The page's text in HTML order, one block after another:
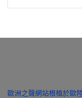
歐洲之聲網站根植於歐